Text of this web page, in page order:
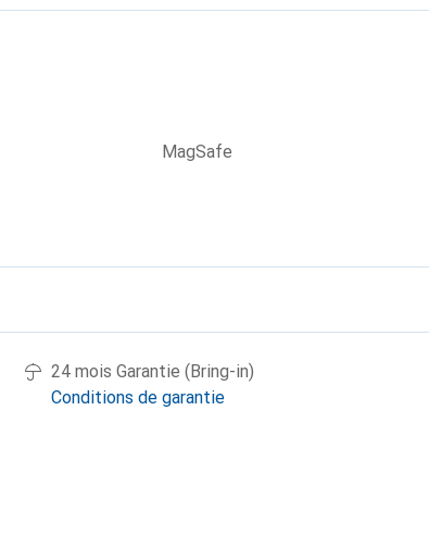
MagSafe
24 mois Garantie (Bring-in)
Conditions de garantie